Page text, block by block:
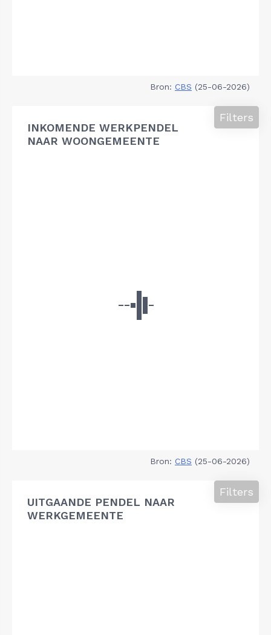
Bron: CBS (25-06-2026)
INKOMENDE WERKPENDEL
NAAR WOONGEMEENTE
Filters
Bron: CBS (25-06-2026)
UITGAANDE PENDEL NAAR
WERKGEMEENTE
Filters